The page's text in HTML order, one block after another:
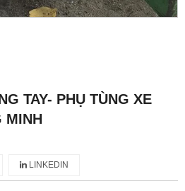
TAY- PHỤ TÙNG XE
MINH
LINKEDIN